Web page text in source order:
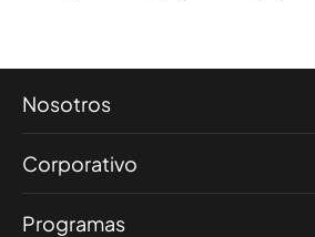
Nosotros
Corporativo
Programas